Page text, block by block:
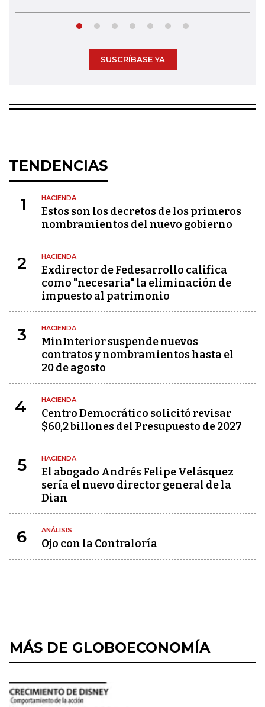
SUSCRÍBASE YA
TENDENCIAS
1 HACIENDA
Estos son los decretos de los primeros
nombramientos del nuevo gobierno
2 HACIENDA
Exdirector de Fedesarrollo califica
como "necesaria" la eliminación de
impuesto al patrimonio
3 HACIENDA
MinInterior suspende nuevos
contratos y nombramientos hasta el
20 de agosto
4 HACIENDA
Centro Democrático solicitó revisar
$60,2 billones del Presupuesto de 2027
5 HACIENDA
El abogado Andrés Felipe Velásquez
sería el nuevo director general de la
Dian
6 ANÁLISIS
Ojo con la Contraloría
MÁS DE GLOBOECONOMÍA